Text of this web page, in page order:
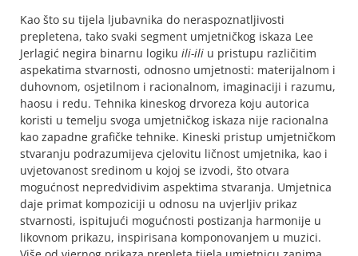
Kao što su tijela ljubavnika do neraspoznatljivosti
prepletena, tako svaki segment umjetničkog iskaza Lee
Jerlagić negira binarnu logiku ili-ili u pristupu različitim
aspekatima stvarnosti, odnosno umjetnosti: materijalnom i
duhovnom, osjetilnom i racionalnom, imaginaciji i razumu,
haosu i redu. Tehnika kineskog drvoreza koju autorica
koristi u temelju svoga umjetničkog iskaza nije racionalna
kao zapadne grafičke tehnike. Kineski pristup umjetničkom
stvaranju podrazumijeva cjelovitu ličnost umjetnika, kao i
uvjetovanost sredinom u kojoj se izvodi, što otvara
mogućnost nepredvidivim aspektima stvaranja. Umjetnica
daje primat kompoziciji u odnosu na uvjerljiv prikaz
stvarnosti, ispitujući mogućnosti postizanja harmonije u
likovnom prikazu, inspirisana komponovanjem u muzici.